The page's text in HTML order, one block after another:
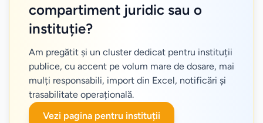
compartiment juridic sau o
instituție?
Am pregătit și un cluster dedicat pentru instituții
publice, cu accent pe volum mare de dosare, mai
mulți responsabili, import din Excel, notificări și
trasabilitate operațională.
Vezi pagina pentru instituții